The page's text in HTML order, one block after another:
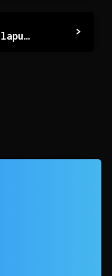
Ceļvedis efektīvai landing lapu izstrādei: no idejas līdz panākumiem